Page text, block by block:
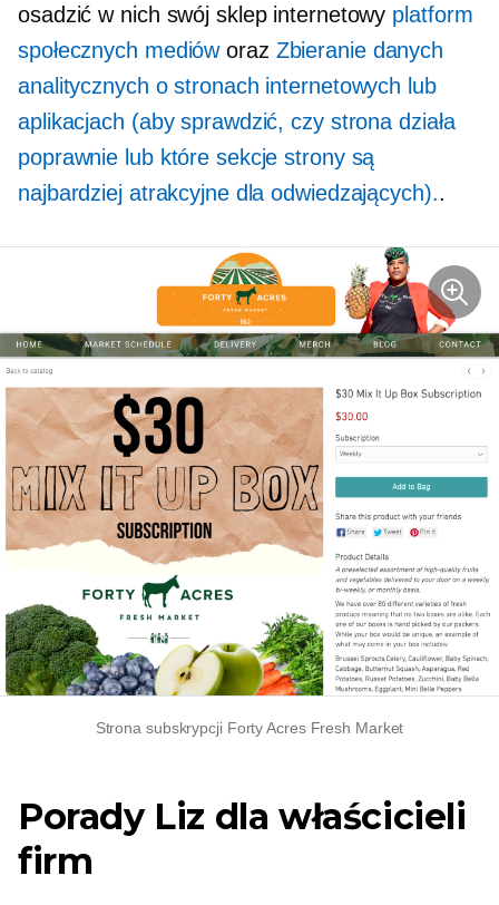
osadzić w nich swój sklep internetowy platform
społecznych medióworaz Zbieranie danych
analitycznych o stronach internetowych lub
aplikacjach (aby sprawdzić, czy strona działa
poprawnie lub które sekcje strony są
najbardziej atrakcyjne dla odwiedzających)..
Strona subskrypcji Forty Acres Fresh Market
Porady Liz dla właścicieli
firm